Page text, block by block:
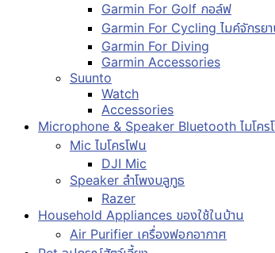
Garmin For Golf กอล์ฟ
Garmin For Cycling ไมค์จักรย
Garmin For Diving
Garmin Accessories
Suunto
Watch
Accessories
Microphone & Speaker Bluetooth ไมโคร
Mic ไมโครโฟน
DJI Mic
Speaker ลำโพงบลูทูธ
Razer
Household Appliances ของใช้ในบ้าน
Air Purifier เครื่องฟอกอากาศ